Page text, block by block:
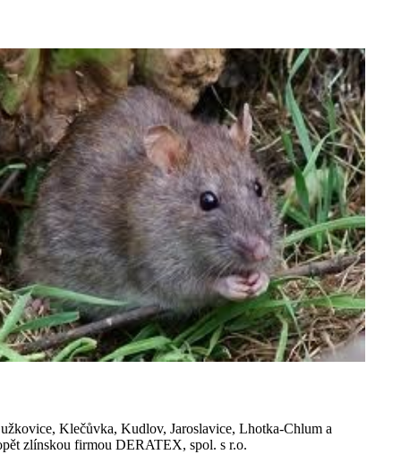
Klečůvka, Kudlov, Jaroslavice, Lhotka-Chlum a
zlínskou firmou DERATEX, spol. s r.o.